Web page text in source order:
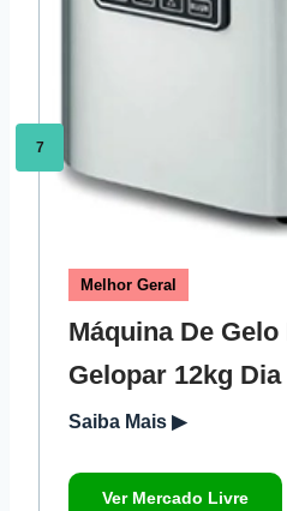
7
Melhor Geral
Máquina De
Gelopar 12kg Dia
Saiba Mais ▶
Ver Mercado Livre